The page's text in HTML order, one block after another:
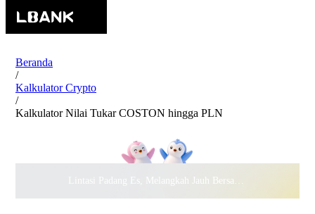
Beranda
/
Kalkulator Crypto
/
Kalkulator Nilai Tukar COSTON hingga PLN
Lintasi Padang Es, Melangkah Jauh Bersama · Rayakan